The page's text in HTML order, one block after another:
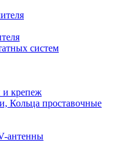
систем
и крепеж
Кольца проставочные
антенны